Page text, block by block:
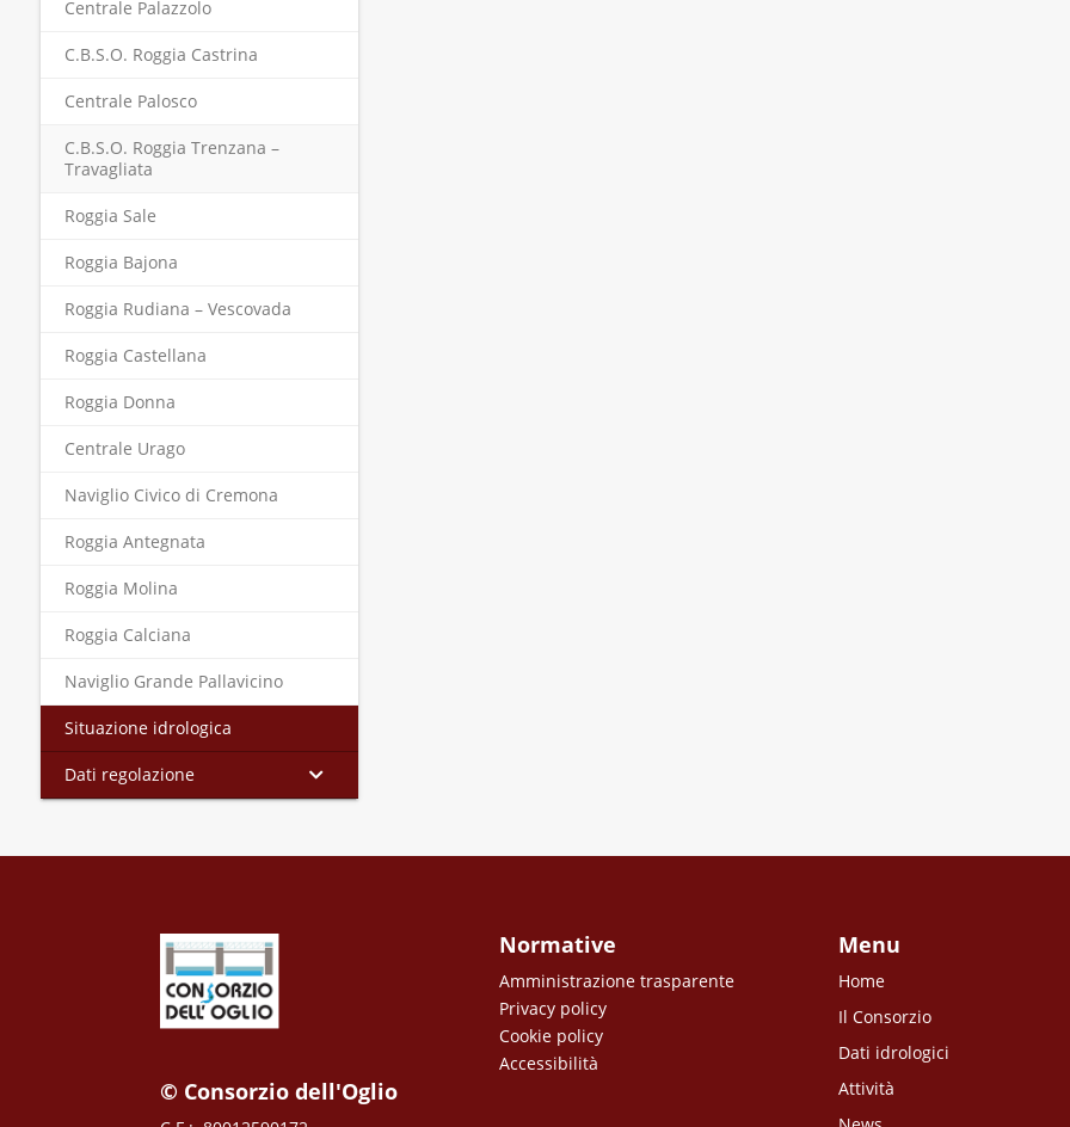
Centrale Palazzolo
C.B.S.O. Roggia Castrina
Centrale Palosco
C.B.S.O. Roggia Trenzana –
Travagliata
Roggia Sale
Roggia Bajona
Roggia Rudiana – Vescovada
Roggia Castellana
Roggia Donna
Centrale Urago
Naviglio Civico di Cremona
Roggia Antegnata
Roggia Molina
Roggia Calciana
Naviglio Grande Pallavicino
Situazione idrologica
Dati regolazione
© Consorzio dell'Oglio
Normative
Amministrazione trasparente
Privacy policy
Cookie policy
Accessibilità
Menu
Home
Il Consorzio
Dati idrologici
Attività